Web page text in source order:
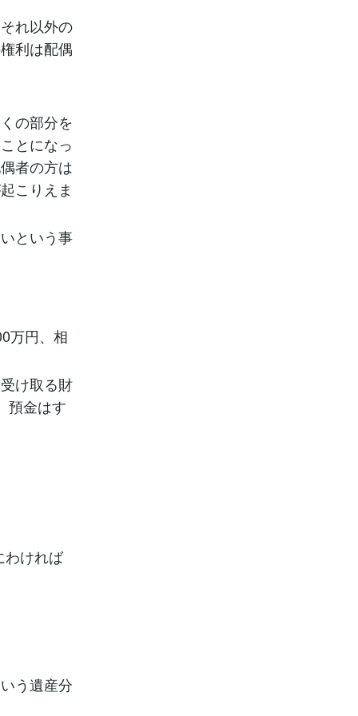
れ以外の
利は配偶
の部分を
とになっ
者の方は
こりえま
という事
万円、相
け取る財
預金はす
わければ
う遺産分